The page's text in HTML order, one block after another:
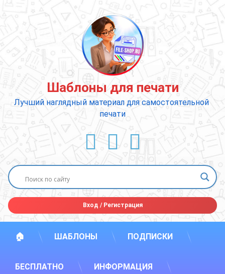
содержимому
Шаблоны для печати
Лучший наглядный материал для самостоятельной
печати
ВКонтакте
YouTube
E-mail
Вход /Регистрация
🏠 ШАБЛОНЫ ПОДПИСКИ
БЕСПЛАТНО ИНФОРМАЦИЯ